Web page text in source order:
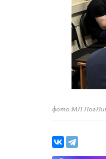
фото МЛ